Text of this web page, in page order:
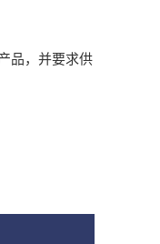
品，并要求供